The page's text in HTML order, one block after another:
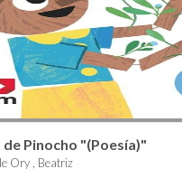
de Pinocho "(Poesía)"
Ory , Beatriz